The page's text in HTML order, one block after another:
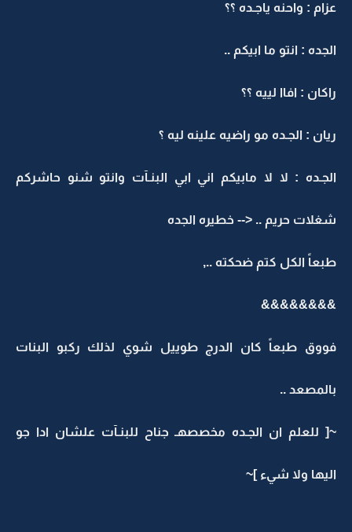
عزام : واحنه ياجـده ؟؟
الجده : انتو ما ابيكم ..
راكان : افاا لييه ؟؟
ريان : الجـده مو راضيه علينه ليه ؟
الجـده : لا لا مابيكم اني ابي البنـآت وانتو شنو حاشركم
شغلات حريم .. <-- خطيره الجده
طبعاً الكل كتم ضحكته ..,
&&&&&&&&
فووق طبعاً كان الدرج طوييل شوي لذلك ركبو البنات
بالمصعد ..
~[ للعلم ان الجـده مخصصهـ جناح للبنـآت علشان ادا جو
اليها ولا شيء ]~